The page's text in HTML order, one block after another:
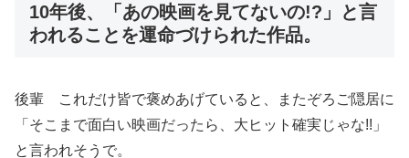
10年後、「あの映画を見てないの!?」と言
われることを運命づけられた作品。
後輩 これだけ皆で褒めあげていると、またぞろご隠居に
「そこまで面白い映画だったら、大ヒット確実じゃな!!」
と言われそうで。